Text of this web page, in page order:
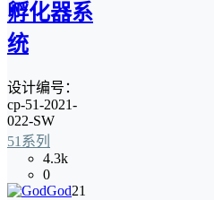
孵化器系
统
设计编号：
cp-51-2021-
022-SW
51系列
4.3k
0
God21